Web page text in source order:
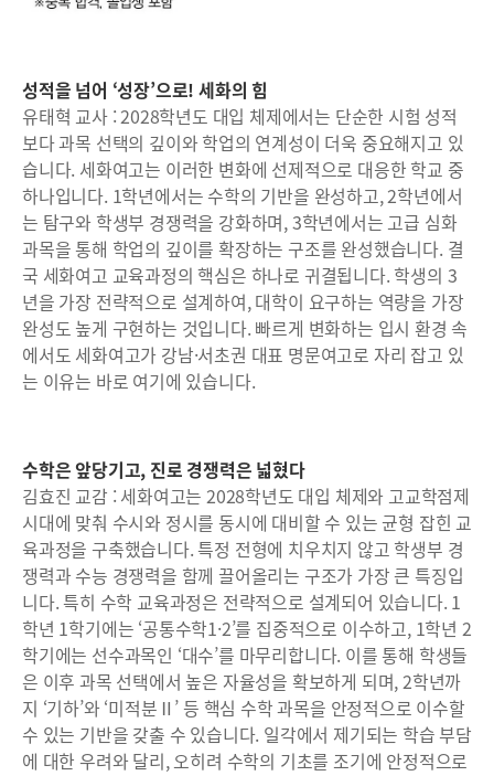
성적을 넘어 ‘성장’으로! 세화의 힘
유태혁 교사 : 2028학년도 대입 체제에서는 단순한 시험 성적
보다 과목 선택의 깊이와 학업의 연계성이 더욱 중요해지고 있
습니다. 세화여고는 이러한 변화에 선제적으로 대응한 학교 중
하나입니다. 1학년에서는 수학의 기반을 완성하고, 2학년에서
는 탐구와 학생부 경쟁력을 강화하며, 3학년에서는 고급 심화
과목을 통해 학업의 깊이를 확장하는 구조를 완성했습니다. 결
국 세화여고 교육과정의 핵심은 하나로 귀결됩니다. 학생의 3
년을 가장 전략적으로 설계하여, 대학이 요구하는 역량을 가장
완성도 높게 구현하는 것입니다. 빠르게 변화하는 입시 환경 속
에서도 세화여고가 강남·서초권 대표 명문여고로 자리 잡고 있
는 이유는 바로 여기에 있습니다.
수학은 앞당기고, 진로 경쟁력은 넓혔다
김효진 교감 : 세화여고는 2028학년도 대입 체제와 고교학점제
시대에 맞춰 수시와 정시를 동시에 대비할 수 있는 균형 잡힌 교
육과정을 구축했습니다. 특정 전형에 치우치지 않고 학생부 경
쟁력과 수능 경쟁력을 함께 끌어올리는 구조가 가장 큰 특징입
니다. 특히 수학 교육과정은 전략적으로 설계되어 있습니다. 1
학년 1학기에는 ‘공통수학1·2’를 집중적으로 이수하고, 1학년 2
학기에는 선수과목인 ‘대수’를 마무리합니다. 이를 통해 학생들
은 이후 과목 선택에서 높은 자율성을 확보하게 되며, 2학년까
지 ‘기하’와 ‘미적분Ⅱ’ 등 핵심 수학 과목을 안정적으로 이수할
수 있는 기반을 갖출 수 있습니다. 일각에서 제기되는 학습 부담
에 대한 우려와 달리, 오히려 수학의 기초를 조기에 안정적으로